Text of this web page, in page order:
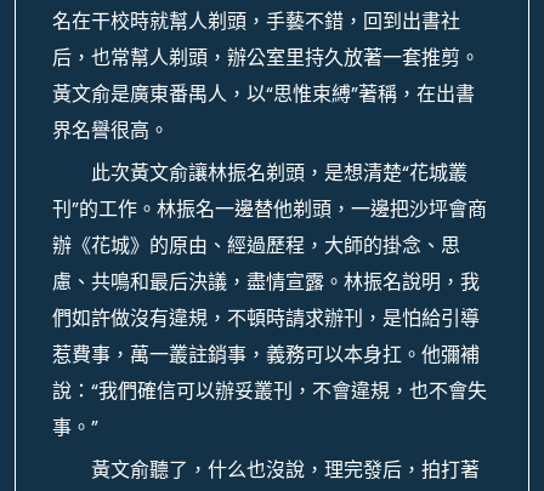
名在干校時就幫人剃頭，手藝不錯，回到出書社
后，也常幫人剃頭，辦公室里持久放著一套推剪。
黃文俞是廣東番禺人，以“思惟束縛”著稱，在出書
界名譽很高。
此次黃文俞讓林振名剃頭，是想清楚“花城叢
刊”的工作。林振名一邊替他剃頭，一邊把沙坪會商
辦《花城》的原由、經過歷程，大師的掛念、思
慮、共鳴和最后決議，盡情宣露。林振名說明，我
們如許做沒有違規，不頓時請求辦刊，是怕給引導
惹費事，萬一叢註銷事，義務可以本身扛。他彌補
說：“我們確信可以辦妥叢刊，不會違規，也不會失
事。”
黃文俞聽了，什么也沒說，理完發后，拍打著